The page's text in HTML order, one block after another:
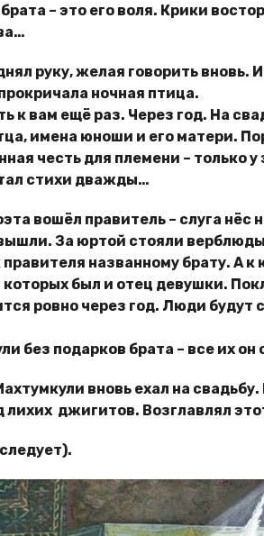
– это его воля. Крики
руку, желая говорить вновь.
ночная птица.
к вам ещё раз. Через год. На
имена юноши и его матери.
честь для племени – только
стихи дважды…
вошёл правитель – слуга нёс
За юртой стояли
названному брату. А
которых был и отец девушки.
ровно через год. Люди будут
без подарков брата – все их
вновь ехал на
лихих джигитов. Возглавлял